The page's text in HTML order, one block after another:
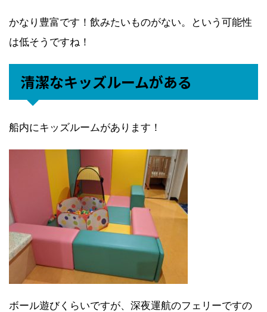
かなり豊富です！飲みたいものがない。という可能性
は低そうですね！
清潔なキッズルームがある
船内にキッズルームがあります！
ボール遊びくらいですが、深夜運航のフェリーですの